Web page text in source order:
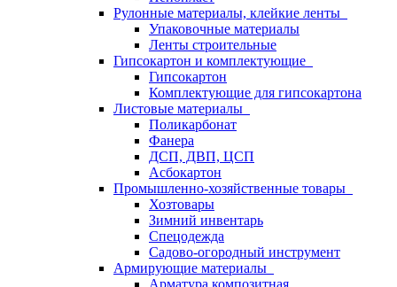
Рулонные материалы, клейкие ленты
Упаковочные материалы
Ленты строительные
Гипсокартон и комплектующие
Гипсокартон
Комплектующие для гипсокартона
Листовые материалы
Поликарбонат
Фанера
ДСП, ДВП, ЦСП
Асбокартон
Промышленно-хозяйственные товары
Хозтовары
Зимний инвентарь
Спецодежда
Садово-огородный инструмент
Армирующие материалы
Арматура композитная